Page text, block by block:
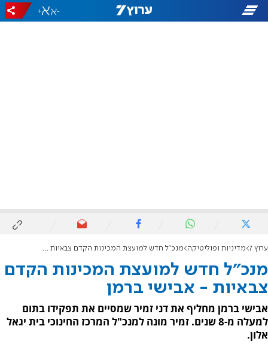
-
+
ערוץ 7 מדיניות ופוליטיקה מנכ"ל חדש למועצת המכינות הקדם צבאיות - אבישי ברמן
מנכ"ל חדש למועצת המכינות הקדם
צבאיות - אבישי ברמן
אבישי ברמן מחליף את דני זמיר שמסיים את תפקידו בתום
למעלה מ-8 שנים. זמיר מונה למנכ"ל המרכז החינוכי בית יגאל
אלון.